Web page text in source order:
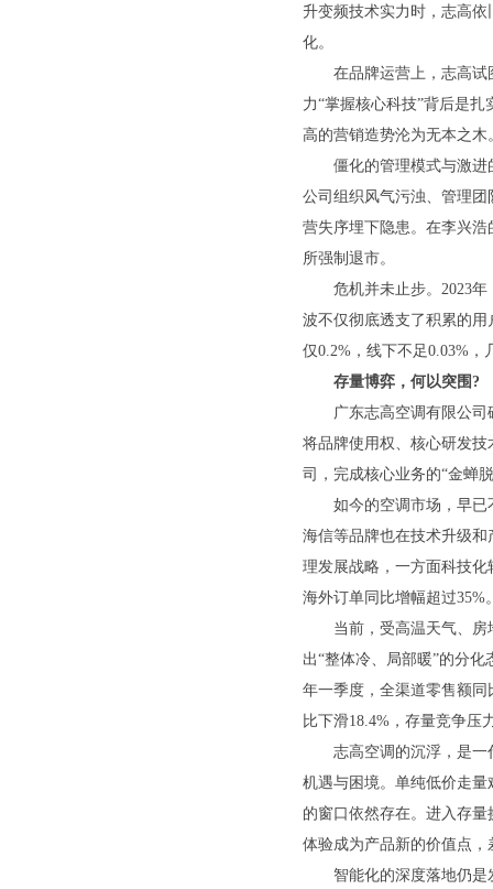
升变频技术实力时，志高
化。
在品牌运营上，志高试图
力“掌握核心科技”背后是
高的营销造势沦为无本之木
僵化的管理模式与激进的
公司组织风气污浊、管理
营失序埋下隐患。在李兴
所强制退市。
危机并未止步。2023年
波不仅彻底透支了积累的
仅0.2%，线下不足0.03%，
存量博弈，何以突围?
广东志高空调有限公司破
将品牌使用权、核心研发
司，完成核心业务的“金蝉
如今的空调市场，早已不
海信等品牌也在技术升级
理发展战略，一方面科技
海外订单同比增幅超过35%
当前，受高温天气、房地
出“整体冷、局部暖”的分
年一季度，全渠道零售额同
比下滑18.4%，存量竞争压
志高空调的沉浮，是一代
机遇与困境。单纯低价走
的窗口依然存在。进入存
体验成为产品新的价值点
智能化的深度落地仍是发